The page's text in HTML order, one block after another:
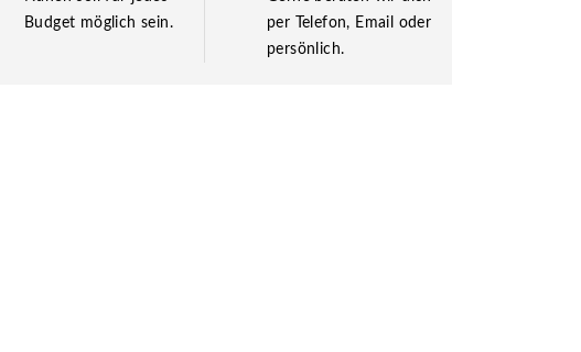
Budget möglich sein.
per Telefon, Email oder
persönlich.